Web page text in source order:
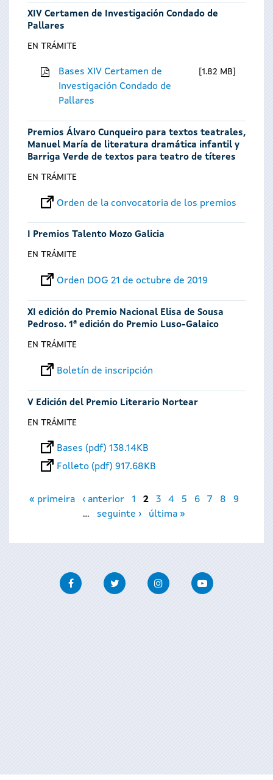
XIV Certamen de Investigación Condado de
Pallares
EN TRÁMITE
Bases XIV Certamen de
Investigación Condado de
Pallares
1.82 MB
Premios Álvaro Cunqueiro para textos teatrales,
Manuel María de literatura dramática infantil y
Barriga Verde de textos para teatro de títeres
EN TRÁMITE
Orden de la convocatoria de los premios
I Premios Talento Mozo Galicia
EN TRÁMITE
Orden DOG 21 de octubre de 2019
XI edición do Premio Nacional Elisa de Sousa
Pedroso. 1ª edición do Premio Luso-Galaico
EN TRÁMITE
Boletín de inscripción
V Edición del Premio Literario Nortear
EN TRÁMITE
Bases (pdf) 138.14KB
Folleto (pdf) 917.68KB
Páginas
« primeira ‹ anterior 1 2 3 4 5 6 7 8
9
…
seguinte › última »
FacebookTwitter InstagramYoutube